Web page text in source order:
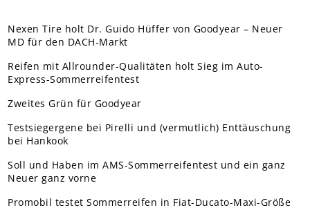
Nexen Tire holt Dr. Guido Hüffer von Goodyear – Neuer
MD für den DACH-Markt
Reifen mit Allrounder-Qualitäten holt Sieg im Auto-
Express-Sommerreifentest
Zweites Grün für Goodyear
Testsiegergene bei Pirelli und (vermutlich) Enttäuschung
bei Hankook
Soll und Haben im AMS-Sommerreifentest und ein ganz
Neuer ganz vorne
Promobil testet Sommerreifen in Fiat-Ducato-Maxi-Größe